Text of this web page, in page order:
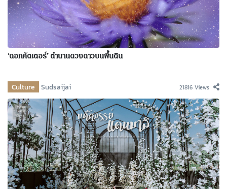
‘ดอกคัตเตอร์’ ตำนานดวงดาวบนพื้นดิน
Culture Sudsaijai 21816 Views